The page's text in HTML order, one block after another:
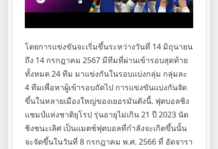
โดยการแข่งขันจะเริ่มขึ้นระหว่างวันที่ 14 มิถุนายน
ถึง 14 กรกฎาคม 2567 มีทีมที่ผ่านเข้ารอบสุดท้าย
ทั้งหมด 24 ทีม มาแข่งกันในรอบแบ่งกลุ่ม กลุ่มละ
4 ทีมเพื่อหาผู้เข้ารอบถัดไป การแข่งขันแบ่งกันจัด
ขึ้นในหลายเมืองใหญ่ของเยอรมันดังนี้. ฟุตบอลชิง
แชมป์แห่งชาติยุโรป รุ่นอายุไม่เกิน 21 ปี 2023 นัด
ชิงชนะเลิศ เป็นแมตช์ฟุตบอลที่กำลังจะเกิดขึ้นนั้น
จะจัดขึ้นในวันที่ 8 กรกฎาคม พ.ศ. 2566 ที่ อัดจารา